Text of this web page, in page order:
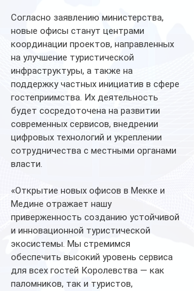
Согласно заявлению министерства,
новые офисы станут центрами
координации проектов, направленных
на улучшение туристической
инфраструктуры, а также на
поддержку частных инициатив в сфере
гостеприимства. Их деятельность
будет сосредоточена на развитии
современных сервисов, внедрении
цифровых технологий и укреплении
сотрудничества с местными органами
власти.
«Открытие новых офисов в Мекке и
Медине отражает нашу
приверженность созданию устойчивой
и инновационной туристической
экосистемы. Мы стремимся
обеспечить высокий уровень сервиса
для всех гостей Королевства — как
паломников, так и туристов,